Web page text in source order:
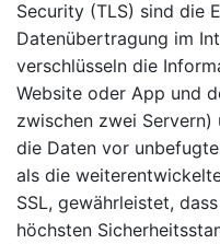
Security (TLS) sind die
Datenübertragung im
verschlüsseln die
Website oder App und
zwischen zwei
die Daten vor
als die
SSL, gewährleistet,
höchsten